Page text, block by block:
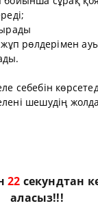
жұп рөлдерімен
себебін
шешудің
22 секундтан
аласыз!!!